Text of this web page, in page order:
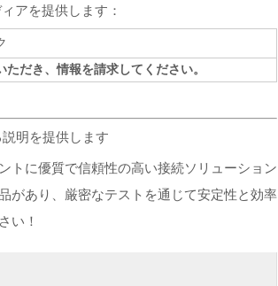
アを提供します：
だき、情報を請求してください。
明を提供します
トに優質で信頼性の高い接続ソリューション
があり、厳密なテストを通じて安定性と効率
い！